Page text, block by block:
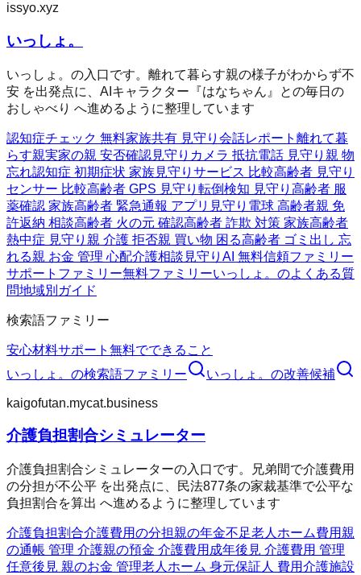
issyo.xyz
いっしょ。
いっしょ。の入口です。離れて暮らす親の様子がわからず不
安 を出発点に、AIキャラクター『はなちゃん』との毎日の
おしゃべり へ進めるように整理しています
認知症チェック 無料家族共有 見守り 会話レポート 離れて暮
らす親実家の親 安否確認見守りカメラ 抵抗電話 見守り 親 物
忘れ認知症 初期症状 家族見守りサービス 比較高齢者 見守り
センサー 比較高齢者 GPS 見守り 転倒検知 見守り 高齢者 服
薬確認 家族高齢者 緊急通報 アプリ 見守り電球 高齢者親 免
許返納 相談高齢者 火の元 確認高齢者 詐欺 対策 家族高齢者
熱中症 見守り 親 介護 拒否親 買い物 困る高齢者 ゴミ出し 忘
れる親 お金 管理 心配介護相談 見守りAI 無料信頼ファミリー
サポートファミリー無料ファミリーいっしょ。のよくある質
問地域別ガイド
検索語ファミリー
安心材料サポート 無料でできること
いっしょ。 の検索語ファミリー いっしょ。 の改善候補
kaigofutan.mycat.business
介護負担割合シミュレーター
介護負担割合シミュレーターの入口です。兄弟間で介護費用
の分担が不公平 を出発点に、民法877条の家裁基準で公平な
負担割合を算出 へ進めるように整理しています
介護負担割合介護費用の分担親の年金不足老人ホーム費用 親
の通帳 管理 介護親の預金 介護費用 成年後見 介護費用 管理
任意後見 親のお金 管理老人ホーム 身元保証人 費用介護施設